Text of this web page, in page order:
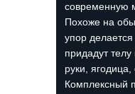
современную
Похоже на
упор
придадут
руки, ягодица,
Комплексный